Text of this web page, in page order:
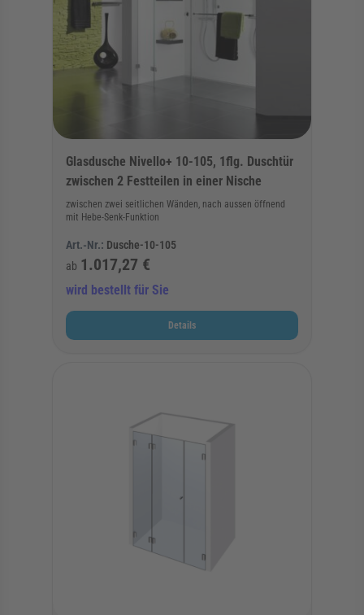
Glasdusche Nivello+ 10-105, 1flg. Duschtür
zwischen 2 Festteilen in einer Nische
zwischen zwei seitlichen Wänden, nach aussen öffnend
mit Hebe-Senk-Funktion
Art.-Nr.: Dusche-10-105
ab 1.017,27 €
wird bestellt für Sie
Details